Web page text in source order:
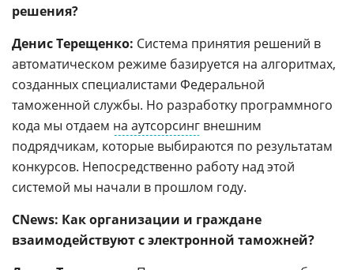
решения?
Денис Терещенко: Система принятия решений в
автоматическом режиме базируется на алгоритмах,
созданных специалистами Федеральной
таможенной службы. Но разработку программного
кода мы отдаем на аутсорсинг внешним
подрядчикам, которые выбираются по результатам
конкурсов. Непосредственно работу над этой
системой мы начали в прошлом году.
CNews: Как организации и граждане
взаимодействуют с электронной таможней?